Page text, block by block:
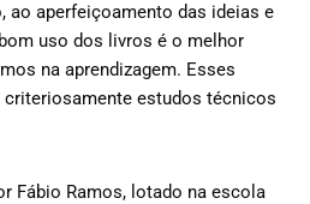
ao aperfeiçoamento das ideias e
uso dos livros é o melhor
na aprendizagem. Esses
estudos técnicos
Fábio Ramos, lotado na escola